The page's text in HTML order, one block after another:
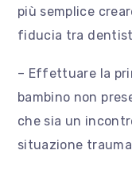
più semplice
fiducia tra
– Effettuare la
bambino non
che sia un
situazione